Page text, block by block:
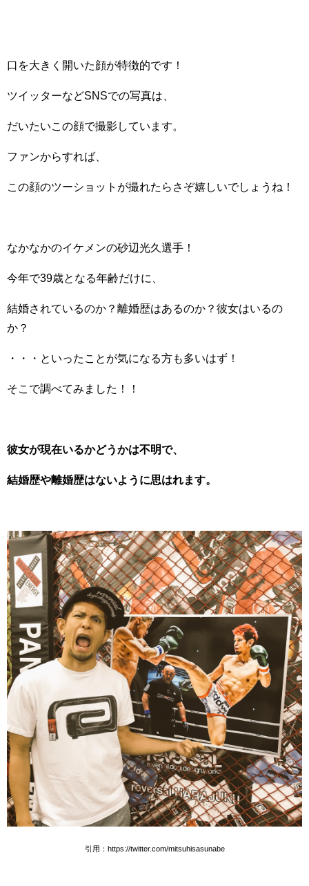
口を大きく開いた顔が特徴的です！
ツイッターなどSNSでの写真は、
だいたいこの顔で撮影しています。
ファンからすれば、
この顔のツーショットが撮れたらさぞ嬉しいでしょうね！
なかなかのイケメンの砂辺光久選手！
今年で39歳となる年齢だけに、
結婚されているのか？離婚歴はあるのか？彼女はいるの
か？
・・・といったことが気になる方も多いはず！
そこで調べてみました！！
彼女が現在いるかどうかは不明で、
結婚歴や離婚歴はないように思はれます。
引用：https://twitter.com/mitsuhisasunabe